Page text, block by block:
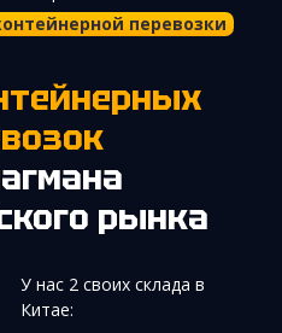
перевозки
рынка
У нас 2 своих склада в
Китае: